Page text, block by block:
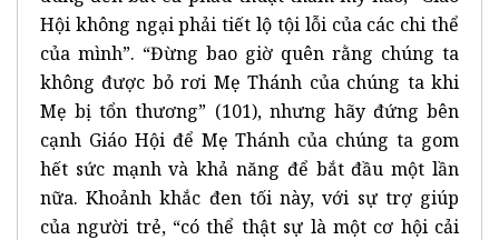
Hội không ngại phải tiết lộ tội lỗi của các chi thể
của mình”. “Đừng bao giờ quên rằng chúng ta
không được bỏ rơi Mẹ Thánh của chúng ta khi
Mẹ bị tổn thương” (101), nhưng hãy đứng bên
cạnh Giáo Hội để Mẹ Thánh của chúng ta gom
hết sức mạnh và khả năng để bắt đầu một lần
nữa. Khoảnh khắc đen tối này, với sự trợ giúp
của người trẻ, “có thể thật sự là một cơ hội cải